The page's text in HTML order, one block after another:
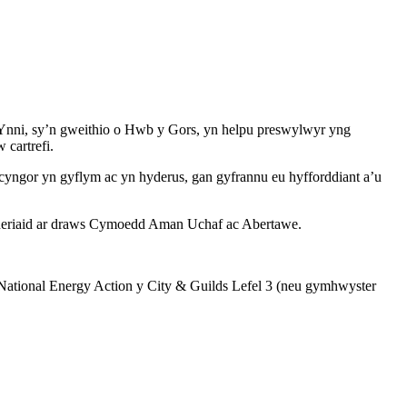
sy’n gweithio o Hwb y Gors, yn helpu preswylwyr yng
cartrefi.
yn gyflym ac yn hyderus, gan gyfrannu eu hyfforddiant a’u
ar draws Cymoedd Aman Uchaf ac Abertawe.
Energy Action y City & Guilds Lefel 3 (neu gymhwyster